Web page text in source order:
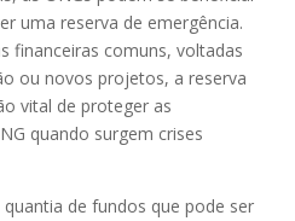
uma reserva de emergência.
financeiras comuns, voltadas
ou novos projetos, a reserva
vital de proteger as
quando surgem crises
de fundos que pode ser